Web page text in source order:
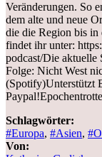
Veränderungen. So
dem alte und neue
die die Region bis
findet ihr unter:
podcast/Die
Folge: Nicht West
(Spotify)Unterstützt
Schlagwörter:
#Europa, #Asien,
Von: